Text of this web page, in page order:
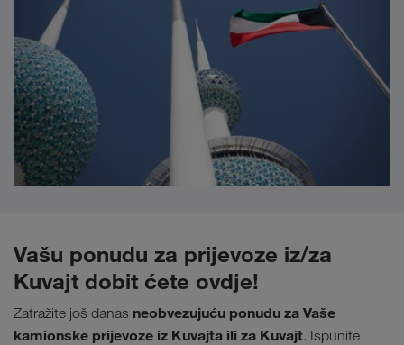
Vašu ponudu za prijevoze iz/za
Kuvajt dobit ćete ovdje!
Zatražite još danas neobvezujuću ponudu za Vaše
kamionske prijevoze iz Kuvajta ili za Kuvajt. Ispunite